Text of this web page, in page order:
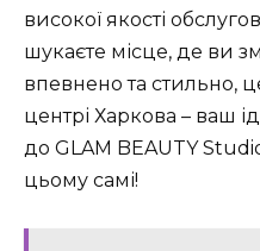
високої якості
шукаєте місце, де ви
впевнено та стильно,
центрі Харкова – ваш
до GLAM BEAUTY
цьому самі!